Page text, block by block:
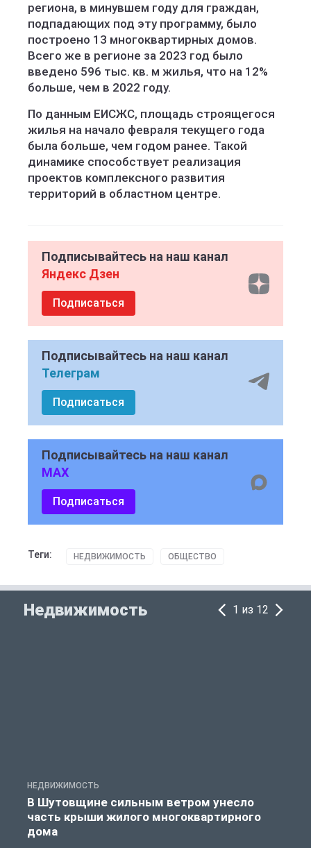
региона, в минувшем году для граждан,
подпадающих под эту программу, было
построено 13 многоквартирных домов.
Всего же в регионе за 2023 год было
введено 596 тыс. кв. м жилья, что на 12%
больше, чем в 2022 году.
По данным ЕИСЖС, площадь строящегося
жилья на начало февраля текущего года
была больше, чем годом ранее. Такой
динамике способствует реализация
проектов комплексного развития
территорий в областном центре.
Подписывайтесь на наш канал
Яндекс Дзен
Подписаться
Подписывайтесь на наш канал
Телеграм
Подписаться
Подписывайтесь на наш канал
MAX
Подписаться
Теги: НЕДВИЖИМОСТЬ ОБЩЕСТВО
Недвижимость 1 из 12
НЕДВИЖИМОСТЬ
В Шутовщине сильным ветром унесло
часть крыши жилого многоквартирного
дома